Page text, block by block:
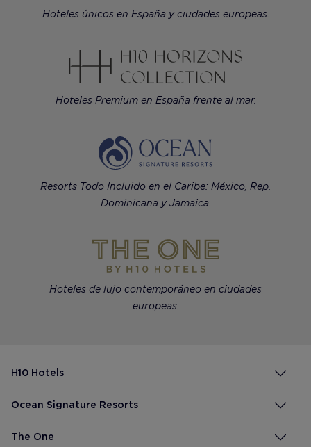
Hoteles únicos en España y ciudades europeas.
Hoteles Premium en España frente al mar.
Resorts Todo Incluido en el Caribe: México, Rep.
Dominicana y Jamaica.
Hoteles de lujo contemporáneo en ciudades
europeas.
H10 Hotels
Ocean Signature Resorts
The One